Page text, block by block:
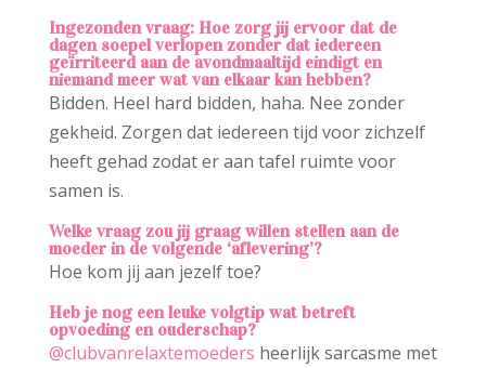
Ingezonden vraag: Hoe zorg jij ervoor dat de
dagen soepel verlopen zonder dat iedereen
geïrriteerd aan de avondmaaltijd eindigt en
niemand meer wat van elkaar kan hebben?
Bidden. Heel hard bidden, haha. Nee zonder
gekheid. Zorgen dat iedereen tijd voor zichzelf
heeft gehad zodat er aan tafel ruimte voor
samen is.
Welke vraag zou jij graag willen stellen aan de
moeder in de volgende ‘aflevering’?
Hoe kom jij aan jezelf toe?
Heb je nog een leuke volgtip wat betreft
opvoeding en ouderschap?
@clubvanrelaxtemoeders heerlijk sarcasme met